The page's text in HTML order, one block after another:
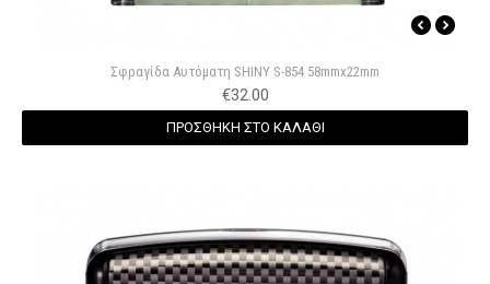
Σφραγίδα Αυτόματη SHINY S-854 58mmx22mm
€32.00
ΠΡΟΣΘΗΚΗ ΣΤΟ ΚΑΛΑΘΙ